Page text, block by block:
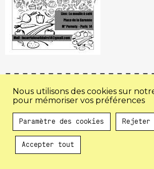
Instagram
Facebook
Mail
Infos
pratiques
S’inscrire à la
newsletter
Au programme !
Nous utilisons des cookies sur
pour mémoriser vos préférences
Paramètre des cookies Rejeter
Accepter tout